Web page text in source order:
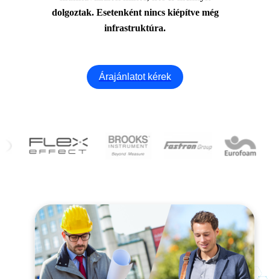
dolgoztak. Esetenként nincs kiépítve még
infrastruktúra.
Árajánlatot kérek